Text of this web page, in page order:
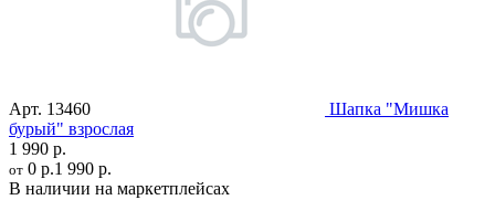
Арт. 13460
Шапка "Мишка
бурый" взрослая
1 990 р.
от 0 р.1 990 р.
В наличии на маркетплейсах